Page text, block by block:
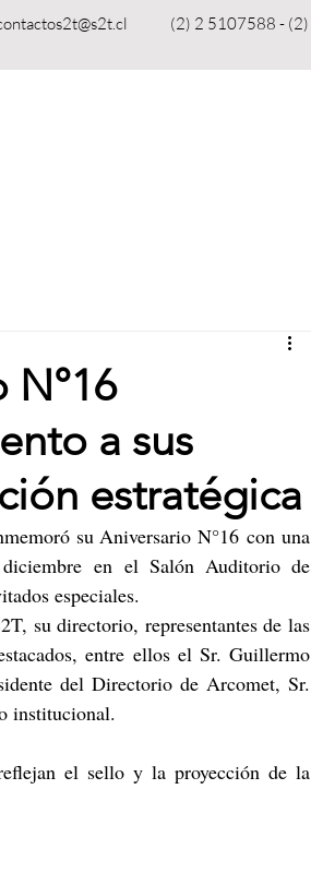
(2) 2 5107588 - (2)
N°16
a sus
estratégica
su Aniversario N°16 con una
en el Salón Auditorio de
especiales.
su directorio, representantes de las
entre ellos el Sr. Guillermo
del Directorio de Arcomet, Sr.
institucional.
el sello y la proyección de la